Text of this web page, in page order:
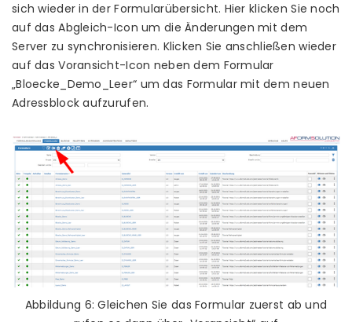
sich wieder in der Formularübersicht. Hier klicken Sie noch
auf das Abgleich-Icon um die Änderungen mit dem
Server zu synchronisieren. Klicken Sie anschließen wieder
auf das Voransicht-Icon neben dem Formular
„Bloecke_Demo_Leer“ um das Formular mit dem neuen
Adressblock aufzurufen.
Abbildung 6: Gleichen Sie das Formular zuerst ab und